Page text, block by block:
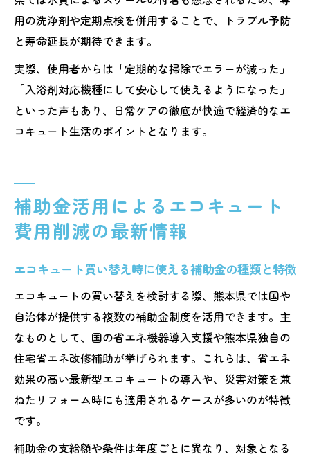
用の洗浄剤や定期点検を併用することで、トラブル予防
と寿命延長が期待できます。
実際、使用者からは「定期的な掃除でエラーが減った」
「入浴剤対応機種にして安心して使えるようになった」
といった声もあり、日常ケアの徹底が快適で経済的なエ
コキュート生活のポイントとなります。
補助金活用によるエコキュート
費用削減の最新情報
エコキュート買い替え時に使える補助金の種類と特徴
エコキュートの買い替えを検討する際、熊本県では国や
自治体が提供する複数の補助金制度を活用できます。主
なものとして、国の省エネ機器導入支援や熊本県独自の
住宅省エネ改修補助が挙げられます。これらは、省エネ
効果の高い最新型エコキュートの導入や、災害対策を兼
ねたリフォーム時にも適用されるケースが多いのが特徴
です。
補助金の支給額や条件は年度ごとに異なり、対象となる